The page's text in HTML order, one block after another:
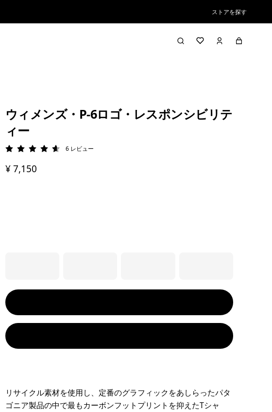
ストアを探す
ウィメンズ・P-6ロゴ・レスポンシビリテ
ィー
評価: 4.7 / 5
6 レビュー
¥ 7,150
リサイクル素材を使用し、定番のグラフィックをあしらったパタ
ゴニア製品の中で最もカーボンフットプリントを抑えたTシャ